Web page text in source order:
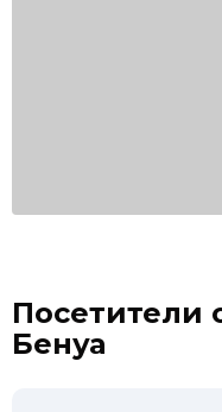
Посетители
Бенуа